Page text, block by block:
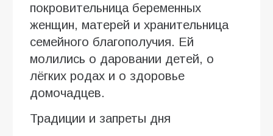
покровительница беременных
женщин, матерей и хранительница
семейного благополучия. Ей
молились о даровании детей, о
лёгких родах и о здоровье
домочадцев.
Традиции и запреты дня